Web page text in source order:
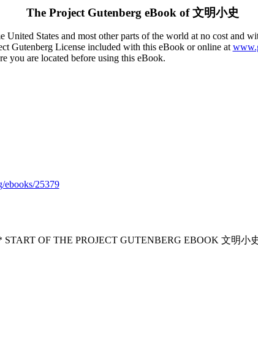
The Project Gutenberg eBook of文明小史
States and most other parts of the world at no cost and
Gutenberg License included with this eBook or online at
you are located before using this eBook.
ebooks/25379
START OF THE PROJECT GUTENBERG EBOOK 文明小